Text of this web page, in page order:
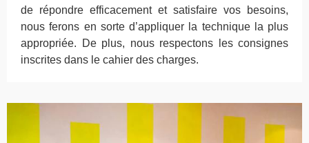
de répondre efficacement et satisfaire vos besoins,
nous ferons en sorte d’appliquer la technique la plus
appropriée. De plus, nous respectons les consignes
inscrites dans le cahier des charges.